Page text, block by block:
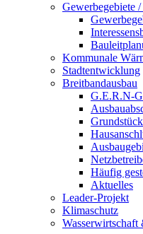
Gewerbegebiete
Kommunale
Stadtentwicklung
Breitbandausbau
G.E.R.N-
Häufig
Aktuelles
Leader-Projekt
Klimaschutz
Wasserwirtschaft